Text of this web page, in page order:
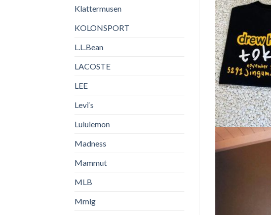
Klattermusen
KOLONSPORT
L.L.Bean
LACOSTE
LEE
Levi‘s
Lululemon
Madness
Mammut
MLB
Mmlg